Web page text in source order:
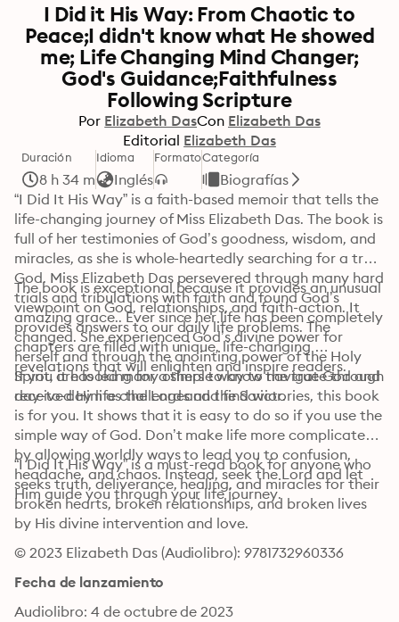
I Did it His Way: From Chaotic to
Peace;I didn't know what He showed
me; Life Changing Mind Changer;
God's Guidance;Faithfulness
Following Scripture
Por Elizabeth DasCon Elizabeth Das
Editorial Elizabeth Das
Duración
8 h 34 m
Idioma
Inglés
FormatoCategoría
Biografías
“I Did It His Way” is a faith-based memoir that tells the
life-changing journey of Miss Elizabeth Das. The book is
full of her testimonies of God’s goodness, wisdom, and
miracles, as she is whole-heartedly searching for a true
God. Miss Elizabeth Das persevered through many hard
trials and tribulations with faith and found God’s
amazing grace.. Ever since her life has been completely
changed. She experienced God’s divine power for
herself and through the anointing power of the Holy
Spirit, it has led many others to know the true God and
received Him as the Lord and the Savior.
The book is exceptional because it provides an unusual
viewpoint on God, relationships, and faith-action. It
provides answers to our daily life problems. The
chapters are filled with unique, life-changing
revelations that will enlighten and inspire readers.
If you are looking for a simple way to navigate through
day-to-day life challenges and find victories, this book
is for you. It shows that it is easy to do so if you use the
simple way of God. Don’t make life more complicated
by allowing worldly ways to lead you to confusion,
headache, and chaos. Instead, seek the Lord and let
Him guide you through your life journey.
“I Did It His Way” is a must-read book for anyone who
seeks truth, deliverance, healing, and miracles for their
broken hearts, broken relationships, and broken lives
by His divine intervention and love.
© 2023 Elizabeth Das (Audiolibro): 9781732960336
Fecha de lanzamiento
Audiolibro: 4 de octubre de 2023